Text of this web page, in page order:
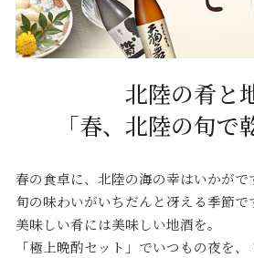
北陸の肴と
「春、北陸の旬で
春の食卓に、北陸の海の幸はいかがで
旬の味わいがいちだんと冴える季節で
美味しい肴には美味しい地酒を。
「極上晩酌セット」でいつもの夜を、